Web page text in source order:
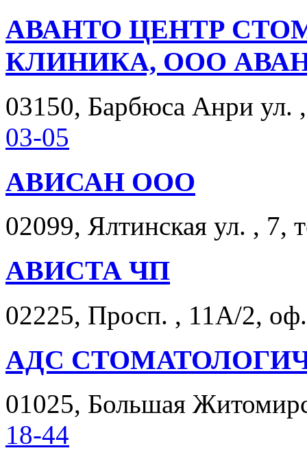
АВАНТО ЦЕНТР
КЛИНИКА, ООО
03150, Барбюса Анри ул.
03-05
АВИСАН ООО
02099, Ялтинская ул. , 7,
АВИСТА ЧП
02225, Просп. , 11А/2,
АДС
01025, Большая
18-44